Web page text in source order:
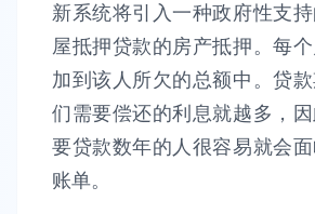
新系统将引入一种政府性支
屋抵押贷款的房产抵押。每
加到该人所欠的总额中。贷
们需要偿还的利息就越多，
要贷款数年的人很容易就会
账单。